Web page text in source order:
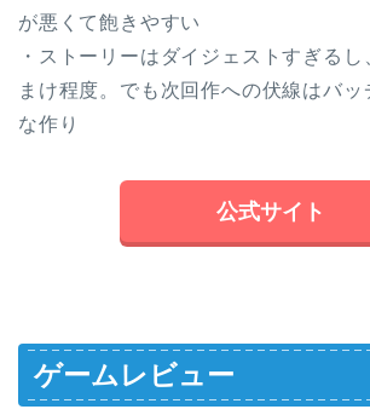
が悪くて飽きやすい
・ストーリーはダイジェストすぎる
まけ程度。でも次回作への伏線はバッ
な作り
公式サイト
ゲームレビュー